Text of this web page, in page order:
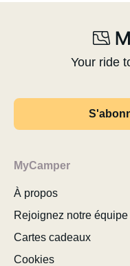
Your ride
MyCamper
À propos
Rejoignez notre équipe
Cartes cadeaux
Cookies